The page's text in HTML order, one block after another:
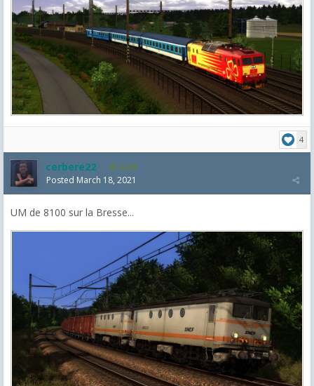
4
cerbere22 4,385
Posted March 18, 2021
UM de 8100 sur la Bresse...